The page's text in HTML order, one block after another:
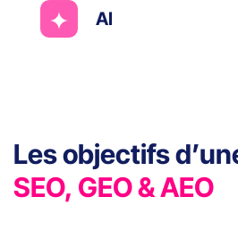
AI
Les objectifs
SEO, GEO & AEO